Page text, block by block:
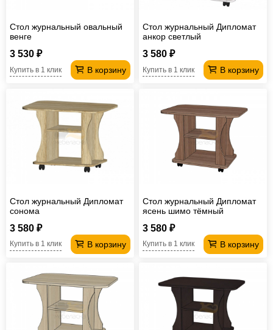
Стол журнальный овальный
венге
3 530 ₽
В корзину
Купить в 1 клик
Стол журнальный Дипломат
анкор светлый
3 580 ₽
В корзину
Купить в 1 клик
Стол журнальный Дипломат
сонома
3 580 ₽
В корзину
Купить в 1 клик
Стол журнальный Дипломат
ясень шимо тёмный
3 580 ₽
В корзину
Купить в 1 клик